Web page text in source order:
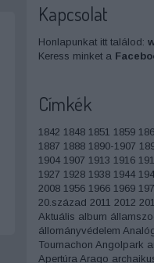
Kapcsolat
Honlapunkat itt találod:
Keress minket a
Címkék
1842 1848 1851 1859
1887 1888 1890-1907
1904 1907 1913 1916
1927 1928 1938 1944
2008 1956 1966 1969
20.század 2011 2012
Aktuális album
állományvédelem
Tournachon Angolpark
Apertúra Arago